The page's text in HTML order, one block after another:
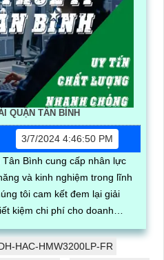
QUẬN TÂN BÌNH
3/7/2024 4:46:50 PM
Bình cung cấp nhân lực
và kinh nghiệm trong lĩnh
kiệm chi phí cho doanh
HAC-HMW3200LP-FR